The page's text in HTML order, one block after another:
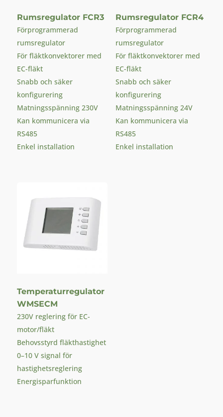
Rumsregulator FCR3
Förprogrammerad
rumsregulator
För fläktkonvektorer med
EC-fläkt
Snabb och säker
konfigurering
Matningsspänning 230V
Kan kommunicera via
RS485
Enkel installation
Rumsregulator FCR4
Förprogrammerad
rumsregulator
För fläktkonvektorer med
EC-fläkt
Snabb och säker
konfigurering
Matningsspänning 24V
Kan kommunicera via
RS485
Enkel installation
Temperaturregulator
WMSECM
230V reglering för EC-
motor/fläkt
Behovsstyrd fläkthastighet
0–10 V signal för
hastighetsreglering
Energisparfunktion